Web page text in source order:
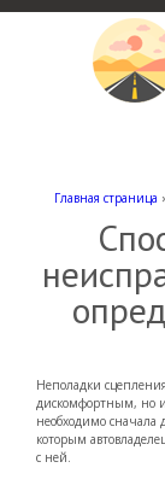
Главная страница
Неполадки
дискомфортным, но
необходимо сначала
которым
с ней.